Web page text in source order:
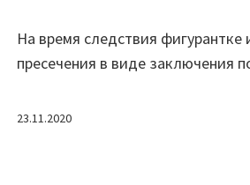
23.11.2020
На время следствия фигурантке
пресечения в виде заключения